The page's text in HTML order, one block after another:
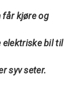
får kjøre og
elektriske bil til
syv seter.